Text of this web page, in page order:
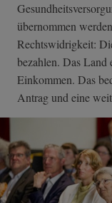
übernommen
Rechtswidrigkeit:
bezahlen. Das Land
Einkommen. Das
Antrag und eine